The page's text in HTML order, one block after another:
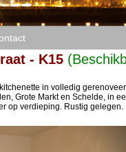
- K15
in volledig
Grote Markt en Schelde, in
op verdieping. Rustig gelegen.